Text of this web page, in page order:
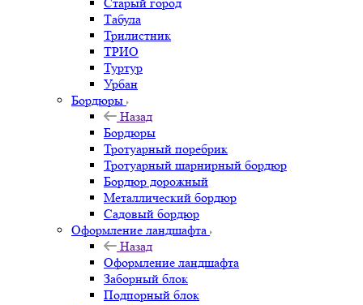
Табула
Трилистник
ТРИО
Туртур
Урбан
Бордюры
Назад
Бордюры
Тротуарный поребрик
Тротуарный шарнирный бордюр
Бордюр дорожный
Металлический бордюр
Садовый бордюр
Оформление ландшафта
Назад
Оформление ландшафта
Заборный блок
Подпорный блок